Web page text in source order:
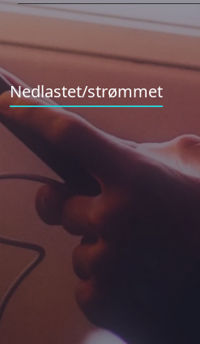
Nedlastet/strømmet